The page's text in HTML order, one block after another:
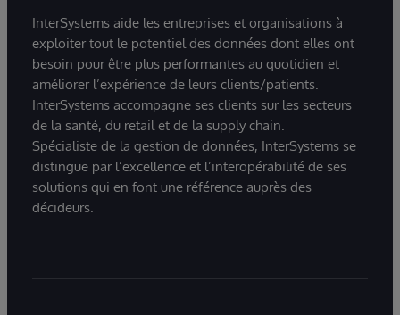
InterSystems aide les entreprises et organisations à
exploiter tout le potentiel des données dont elles ont
besoin pour être plus performantes au quotidien et
améliorer l’expérience de leurs clients/patients.
InterSystems accompagne ses clients sur les secteurs
de la santé, du retail et de la supply chain.
Spécialiste de la gestion de données, InterSystems se
distingue par l’excellence et l’interopérabilité de ses
solutions qui en font une référence auprès des
décideurs.